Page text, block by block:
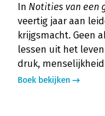
In Notities van een
veertig jaar aan
krijgsmacht. Geen
lessen uit het
druk,
Boek bekijken